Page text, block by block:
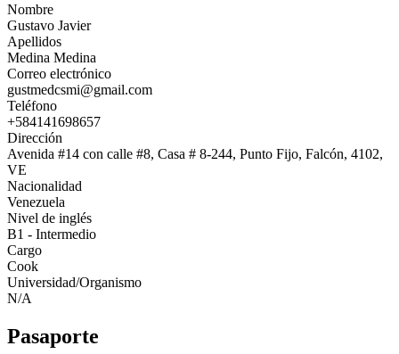
Nombre
Gustavo Javier
Apellidos
Medina Medina
Correo electrónico
gustmedcsmi@gmail.com
Teléfono
+584141698657
Dirección
Avenida #14 con calle #8, Casa # 8-244, Punto Fijo, Falcón, 4102,
VE
Nacionalidad
Venezuela
Nivel de inglés
B1 - Intermedio
Cargo
Cook
Universidad/Organismo
N/A
Pasaporte